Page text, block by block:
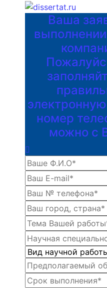
Ваша
номер
можно с